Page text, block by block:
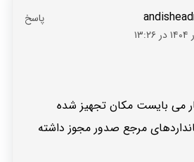
می بایست مکان تجهیز شده
مرجع صدور مجوز داشته